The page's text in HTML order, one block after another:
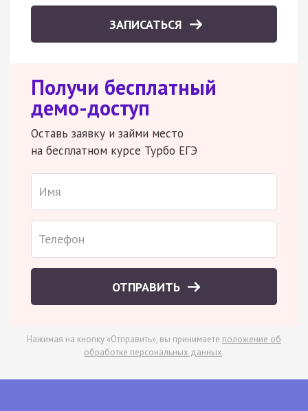
ЗАПИСАТЬСЯ
Получи бесплатный
демо-доступ
Оставь заявку и займи место
на бесплатном курсе Турбо ЕГЭ
ОТПРАВИТЬ
Нажимая на кнопку «Отправить», вы принимаете положение об
обработке персональных данных.